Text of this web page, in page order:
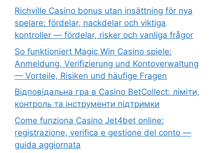
Richville Casino bonus utan insättning för nya
spelare: fördelar, nackdelar och viktiga
kontroller — fördelar, risker och vanliga frågor
So funktioniert Magic Win Casino spiele:
Anmeldung, Verifizierung und Kontoverwaltung
— Vorteile, Risiken und häufige Fragen
Відповідальна гра в Casino BetCollect: ліміти,
контроль та інструменти підтримки
Come funziona Casino Jet4bet online:
registrazione, verifica e gestione del conto —
guida aggiornata